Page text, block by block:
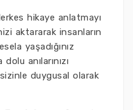
hikaye anlatmayı
aktararak insanların
yaşadığınız
anılarınızı
duygusal olarak